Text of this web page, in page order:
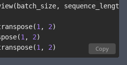
( batch_size, sequence_length
(1 , 2)
(1 , 2)
(1 , 2) Copy